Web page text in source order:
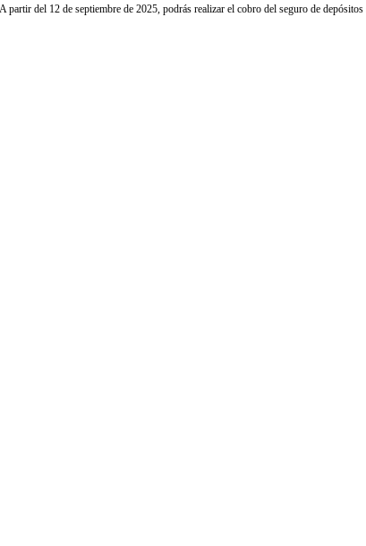
A partir del 12 de septiembre de 2025, podrás realizar el cobro del seguro de